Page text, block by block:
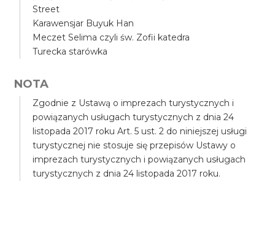
Street
Karawensjar Buyuk Han
Meczet Selima czyli św. Zofii katedra
Turecka starówka
NOTA
Zgodnie z Ustawą o imprezach turystycznych i
powiązanych usługach turystycznych z dnia 24
listopada 2017 roku Art. 5 ust. 2 do niniejszej usługi
turystycznej nie stosuje się przepisów Ustawy o
imprezach turystycznych i powiązanych usługach
turystycznych z dnia 24 listopada 2017 roku.